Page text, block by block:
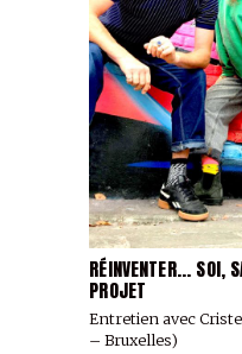
RÉINVENTER... SOI,
PROJET
Entretien avec
– Bruxelles)